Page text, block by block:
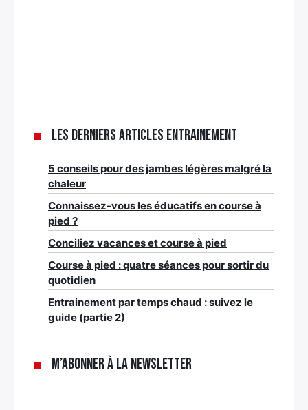
Les derniers articles Entrainement
5 conseils pour des jambes légères malgré la
chaleur
Connaissez-vous les éducatifs en course à
pied ?
Conciliez vacances et course à pied
Course à pied : quatre séances pour sortir du
quotidien
Entrainement par temps chaud : suivez le
guide (partie 2)
M’abonner à la newsletter